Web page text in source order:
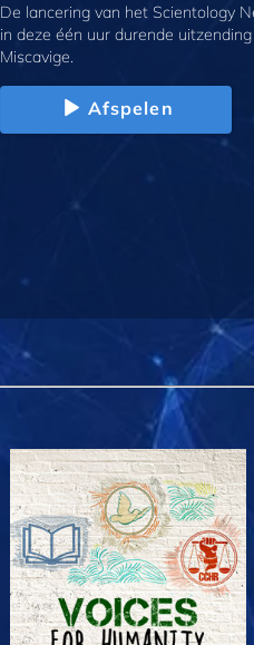
De lancering van het Scientology
in deze één uur durende
Miscavige.
Afspelen